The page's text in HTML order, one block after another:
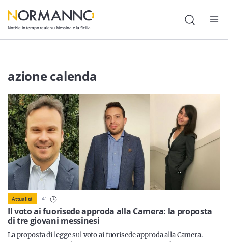
Notizie in tempo reale su Messina e la Sicilia
Attualità
Politica
Cultura
Lavoro
Società
Economia
Sport
Sicilia
azione calenda
Il voto ai fuorisede approda alla Camera: la proposta
di tre giovani messinesi
Attualità 4'
La proposta di legge sul voto ai fuorisede approda alla Camera.